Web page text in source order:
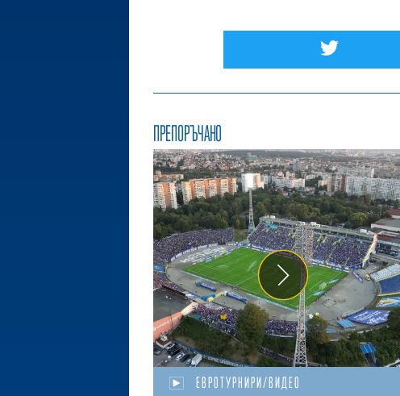
ПРЕПОРЪЧАНО
ЕВРОТУРНИРИ/ВИДЕО